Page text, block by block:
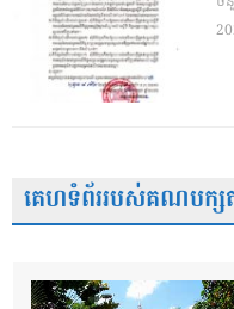
គេហទំព័ររបស់គណបក្សត